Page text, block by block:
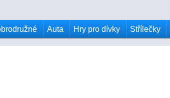
Auta Hry pro dívky Střílečky